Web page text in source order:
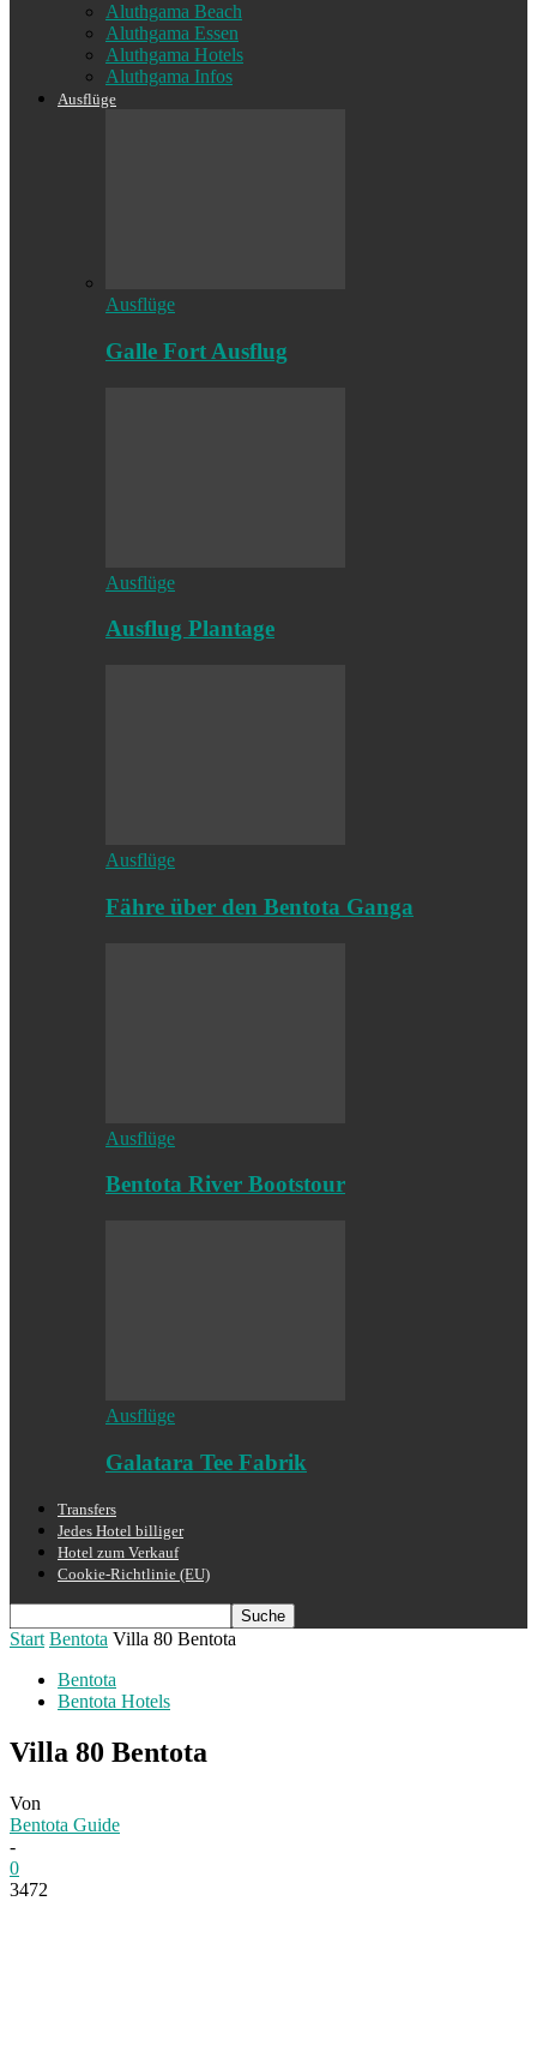
Aluthgama Beach
Aluthgama Essen
Aluthgama Hotels
Aluthgama Infos
Ausflüge
Ausflüge
Galle Fort Ausflug
Ausflüge
Ausflug Plantage
Ausflüge
Fähre über den Bentota Ganga
Ausflüge
Bentota River Bootstour
Ausflüge
Galatara Tee Fabrik
Transfers
Jedes Hotel billiger
Hotel zum Verkauf
Cookie-Richtlinie (EU)
Start Bentota Villa 80 Bentota
Bentota
Bentota Hotels
Villa 80 Bentota
Von
Bentota Guide
-
0
3472